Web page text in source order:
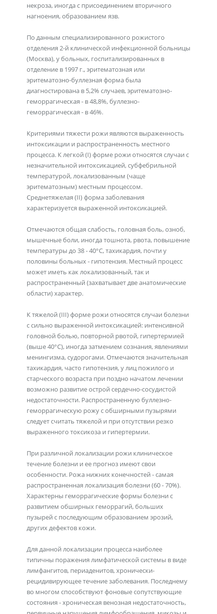
некроза, иногда с присоединением вторичного
нагноения, образованием язв.
По данным специализированного рожистого
отделения 2-й клинической инфекционной больницы
(Москва), у больных, госпитализированных в
отделение в 1997 г., эритематозная или
эритематозно-буллезная форма была
диагностирована в 5,2% случаев, эритематозно-
геморрагическая - в 48,8%, буллезно-
геморрагическая - в 46%.
Критериями тяжести рожи являются выраженность
интоксикации и распространенность местного
процесса. К легкой (I) форме рожи относятся случаи с
незначительной интоксикацией, субфебрильной
температурой, локализованным (чаще
эритематозным) местным процессом.
Среднетяжелая (II) форма заболевания
характеризуется выраженной интоксикацией.
Отмечаются общая слабость, головная боль, озноб,
мышечные боли, иногда тошнота, рвота, повышение
температуры до 38 - 40°С, тахикардия, почти у
половины больных - гипотензия. Местный процесс
может иметь как локализованный, так и
распространенный (захватывает две анатомические
области) характер.
К тяжелой (III) форме рожи относятся случаи болезни
с сильно выраженной интоксикацией: интенсивной
головной болью, повторной рвотой, гипертермией
(выше 40°С), иногда затмением сознания, явлениями
менингизма, судорогами. Отмечаются значительная
тахикардия, часто гипотензия, у лиц пожилого и
старческого возраста при поздно начатом лечении
возможно развитие острой сердечно-сосудистой
недостаточности. Распространенную буллезно-
геморрагическую рожу с обширными пузырями
следует считать тяжелой и при отсутствии резко
выраженного токсикоза и гипертермии.
При различной локализации рожи клиническое
течение болезни и ее прогноз имеют свои
особенности. Рожа нижних конечностей - самая
распространенная локализация болезни (60 - 70%).
Характерны геморрагические формы болезни с
развитием обширных геморрагий, больших
пузырей с последующим образованием эрозий,
других дефектов кожи.
Для данной локализации процесса наиболее
типичны поражения лимфатической системы в виде
лимфангитов, периаденитов, хронически-
рецидивирующее течение заболевания. Последнему
во многом способствуют фоновые сопутствующие
состояния - хроническая венозная недостаточность,